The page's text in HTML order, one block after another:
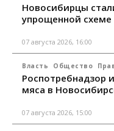
Новосибирцы
упрощенной схеме
07 августа 2026, 16:00
Власть Общество
Роспотребнадзор
мяса в
07 августа 2026, 15:00